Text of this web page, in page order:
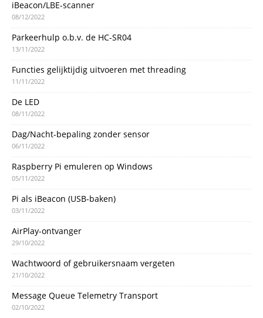
iBeacon/LBE-scanner
08/12/2022
Parkeerhulp o.b.v. de HC-SR04
13/11/2022
Functies gelijktijdig uitvoeren met threading
11/11/2022
De LED
08/11/2022
Dag/Nacht-bepaling zonder sensor
06/11/2022
Raspberry Pi emuleren op Windows
05/11/2022
Pi als iBeacon (USB-baken)
03/11/2022
AirPlay-ontvanger
29/10/2022
Wachtwoord of gebruikersnaam vergeten
21/10/2022
Message Queue Telemetry Transport
02/10/2022